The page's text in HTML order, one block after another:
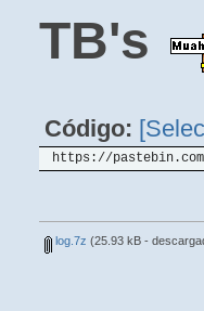
TB's
Código:
https://pastebin.com/
log.7z (25.93 kB -